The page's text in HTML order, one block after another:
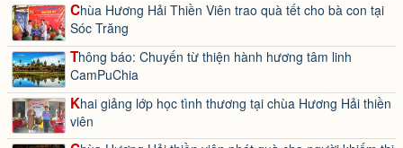
Chùa Hương Hải Thiền Viên trao quà tết cho bà con tại
Sóc Trăng
Thông báo: Chuyến từ thiện hành hương tâm linh
CamPuChia
Khai giảng lớp học tình thương tại chùa Hương Hải thiền
viên